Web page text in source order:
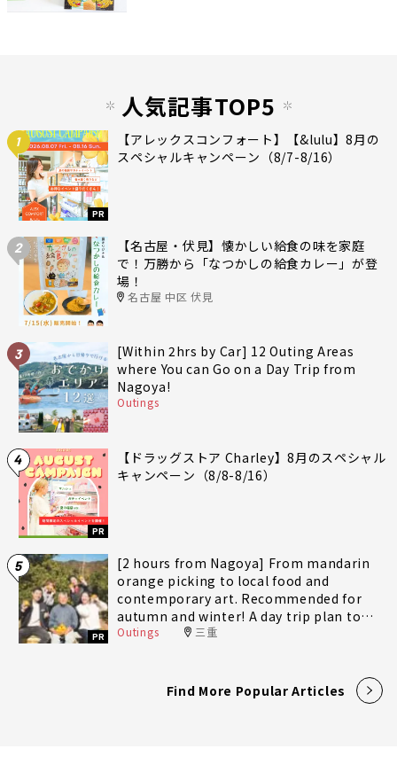
人気記事TOP5
1
PR
【アレックスコンフォート】【&lulu】8月の
スペシャルキャンペーン（8/7-8/16）
2
【名古屋・伏見】懐かしい給食の味を家庭
で！万勝から「なつかしの給食カレー」が登
場！
名古屋 中区 伏見
3
[Within 2hrs by Car] 12 Outing Areas
where You can Go on a Day Trip from
Nagoya!
Outings
4
PR
【ドラッグストア Charley】8月のスペシャル
キャンペーン（8/8-8/16）
5
PR
[2 hours from Nagoya] From mandarin
orange picking to local food and
contemporary art. Recommended for
autumn and winter! A day trip plan to
fully enjoy Minami-Ise Town
Outings 三重
Find More Popular Articles